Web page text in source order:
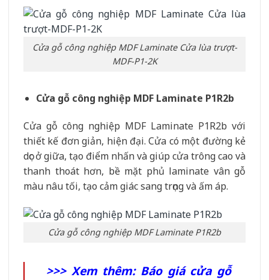
Cửa gỗ công nghiệp MDF Laminate Cửa lùa trượt-
MDF-P1-2K
Cửa gỗ công nghiệp MDF Laminate P1R2b
Cửa gỗ công nghiệp MDF Laminate P1R2b với
thiết kế đơn giản, hiện đại. Cửa có một đường kẻ
dọc ở giữa, tạo điểm nhấn và giúp cửa trông cao và
thanh thoát hơn, bề mặt phủ laminate vân gỗ
màu nâu tối, tạo cảm giác sang trọng và ấm áp.
Cửa gỗ công nghiệp MDF Laminate P1R2b
>>> Xem thêm: Báo giá cửa gỗ